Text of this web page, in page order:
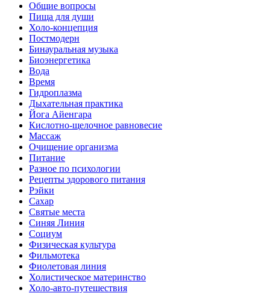
Общие вопросы
Пища для души
Холо-концепция
Постмодерн
Бинауральная музыка
Биоэнергетика
Вода
Время
Гидроплазма
Дыхательная практика
Йога Айенгара
Кислотно-щелочное равновесие
Массаж
Очищение организма
Питание
Разное по психологии
Рецепты здорового питания
Рэйки
Сахар
Святые места
Синяя Линия
Социум
Физическая культура
Фильмотека
Фиолетовая линия
Холистическое материнство
Холо-авто-путешествия